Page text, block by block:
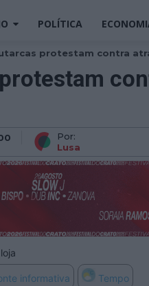
POLÍTICA
protestam contra
Por:
Lusa
informativa Tempo